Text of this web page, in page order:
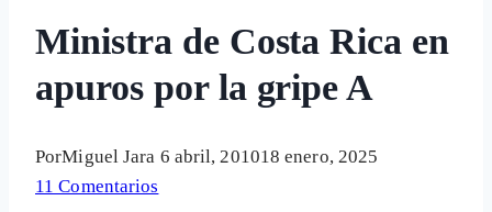
Ministra de Costa Rica en
apuros por la gripe A
PorMiguel Jara 6 abril, 201018 enero, 2025
11 Comentarios